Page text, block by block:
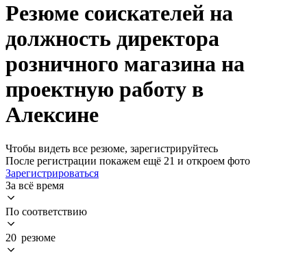
Резюме соискателей на
должность директора
розничного магазина на
проектную работу в
Алексине
Чтобы видеть все резюме, зарегистрируйтесь
После регистрации покажем ещё 21 и откроем фото
Зарегистрироваться
За всё время
По соответствию
20 резюме